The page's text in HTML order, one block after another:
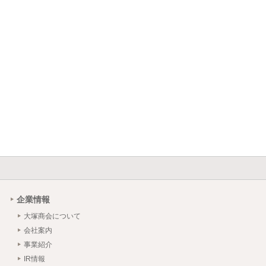
企業情報
大塚商会について
会社案内
事業紹介
IR情報